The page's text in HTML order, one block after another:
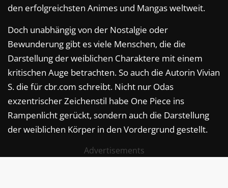
den erfolgreichsten Animes und Mangas weltweit.
Doch unabhängig von der Nostalgie oder
Bewunderung gibt es viele Menschen, die die
Darstellung der weiblichen Charaktere mit einem
kritischen Auge betrachten. So auch die Autorin Vivian
S. die für cbr.com schreibt. Nicht nur Odas
exzentrischer Zeichenstil habe One Piece ins
Rampenlicht gerückt, sondern auch die Darstellung
der weiblichen Körper in den Vordergrund gestellt.
Advertisements